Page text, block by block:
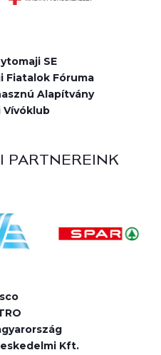
SE
Fiatalok Fóruma
Alapítvány
Vívóklub
PARTNEREINK
Kft.